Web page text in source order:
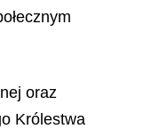
oraz
Królestwa